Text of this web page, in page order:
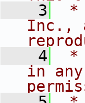
    3
*
Inc.,
    4
*
in